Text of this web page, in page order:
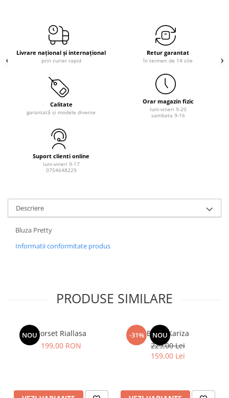
Livrare național și internațional
prin curier rapid
Retur garantat
în termen de 14 zile
Calitate
garantată și modele diverse
Orar magazin fizic
luni-vineri 9-20
sambata 9-16
Suport clienti online
luni-vineri 9-17
0754648229
Descriere
Bluza Pretty
Informatii conformitate produs
PRODUSE SIMILARE
NOUCorset Riallasa
199,00 RON
-31% NOU
Bluza Kariza
229,00 Lei
159,00 Lei